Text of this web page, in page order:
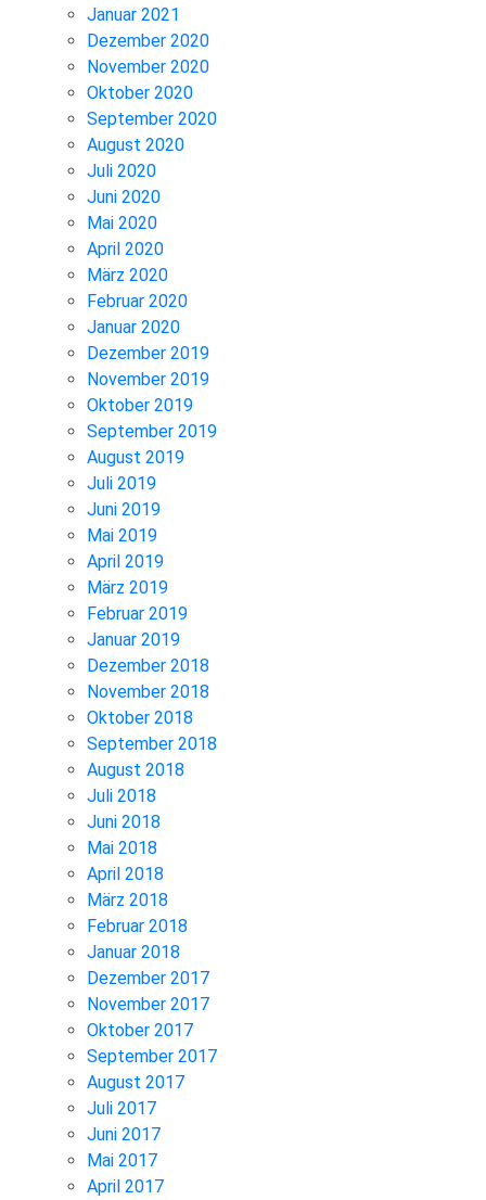
Januar 2021
Dezember 2020
November 2020
Oktober 2020
September 2020
August 2020
Juli 2020
Juni 2020
Mai 2020
April 2020
März 2020
Februar 2020
Januar 2020
Dezember 2019
November 2019
Oktober 2019
September 2019
August 2019
Juli 2019
Juni 2019
Mai 2019
April 2019
März 2019
Februar 2019
Januar 2019
Dezember 2018
November 2018
Oktober 2018
September 2018
August 2018
Juli 2018
Juni 2018
Mai 2018
April 2018
März 2018
Februar 2018
Januar 2018
Dezember 2017
November 2017
Oktober 2017
September 2017
August 2017
Juli 2017
Juni 2017
Mai 2017
April 2017